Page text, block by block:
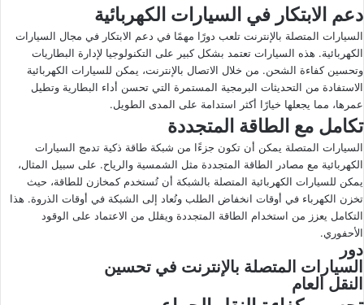
دعم الابتكار في السيارات الكهربائية
السيارات المتصلة بالإنترنت تلعب دورًا مهمًا في دعم الابتكار في مجال السيارات
الكهربائية. هذه السيارات تعتمد بشكل كبير على التكنولوجيا لإدارة البطاريات
وتحسين كفاءة الشحن. من خلال الاتصال بالإنترنت، يمكن للسيارات الكهربائية
الاستفادة من التحديثات البرمجية المستمرة التي تحسن أداء البطارية وتطيل
عمرها، مما يجعلها خيارًا أكثر استدامة على المدى الطويل.
تكامل مع الطاقة المتجددة
السيارات المتصلة يمكن أن تكون جزءًا من شبكة طاقة ذكية تدمج السيارات
الكهربائية مع مصادر الطاقة المتجددة مثل الشمسية والرياح. على سبيل المثال،
يمكن للسيارات الكهربائية المتصلة بالشبكة أن تُستخدم كمخازن للطاقة، حيث
تخزن الكهرباء في أوقات انخفاض الطلب وتُعاد إلى الشبكة في أوقات الذروة. هذا
التكامل يعزز من استخدام الطاقة المتجددة ويقلل من الاعتماد على الوقود
الأحفوري.
دور
السيارات المتصلة بالإنترنت في تحسين
النقل العام